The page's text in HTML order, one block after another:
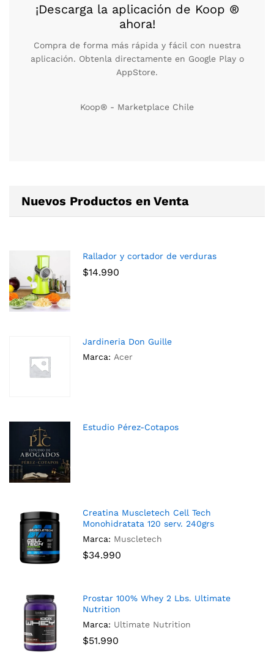
¡Descarga la aplicación de Koop ®
ahora!
Compra de forma más rápida y fácil con nuestra
aplicación. Obtenla directamente en Google Play o
AppStore.
Koop® - Marketplace Chile
Nuevos Productos en Venta
Rallador y cortador de verduras
$14.990
Jardineria Don Guille
Marca: Acer
Estudio Pérez-Cotapos
Creatina Muscletech Cell Tech
Monohidratata 120 serv. 240grs
Marca: Muscletech
$34.990
Prostar 100% Whey 2 Lbs. Ultimate
Nutrition
Marca: Ultimate Nutrition
$51.990